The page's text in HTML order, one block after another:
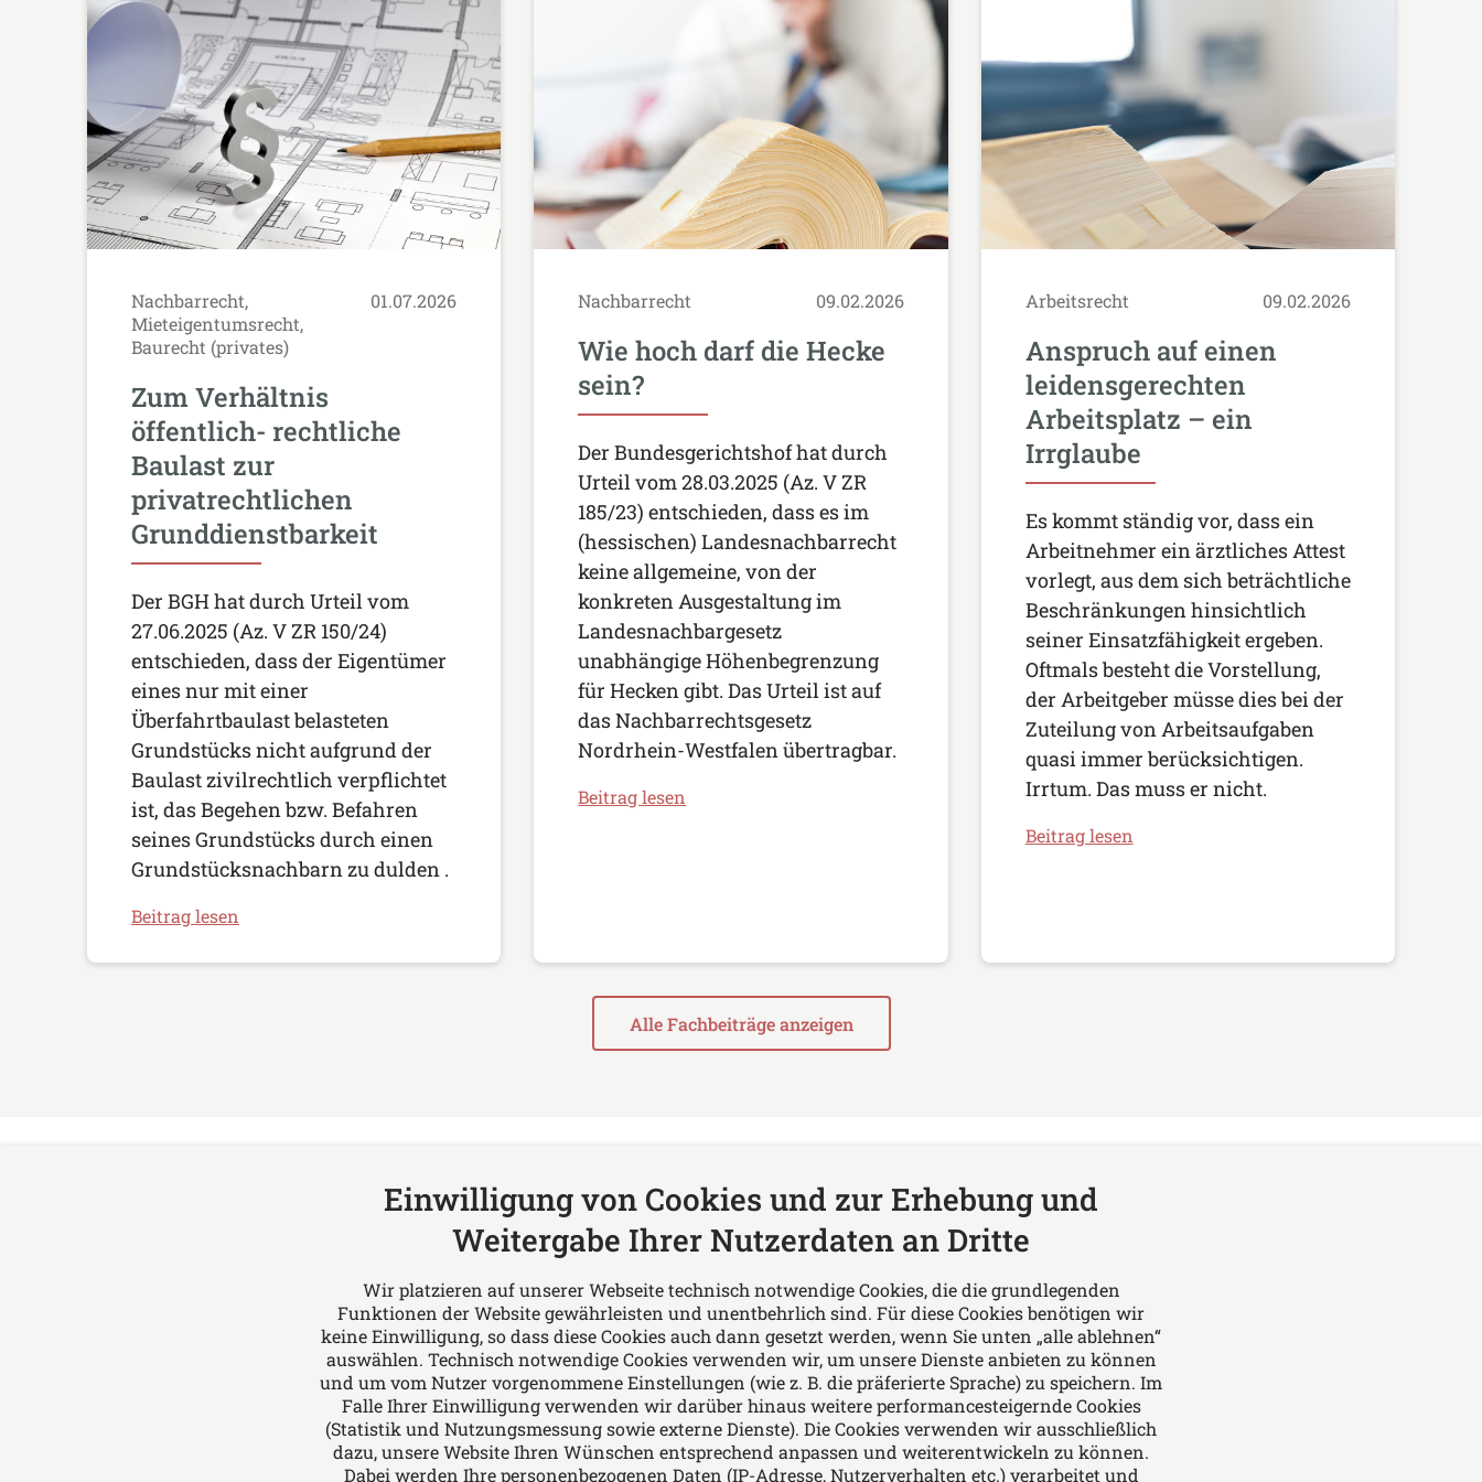
Nachbarrecht,
Mieteigentumsrecht,
Baurecht (privates)
01.07.2026
Zum Verhältnis
öffentlich- rechtliche
Baulast zur
privatrechtlichen
Grunddienstbarkeit
Der BGH hat durch Urteil vom
27.06.2025 (Az. V ZR 150/24)
entschieden, dass der Eigentümer
eines nur mit einer
Überfahrtbaulast belasteten
Grundstücks nicht aufgrund der
Baulast zivilrechtlich verpflichtet
ist, das Begehen bzw. Befahren
seines Grundstücks durch einen
Grundstücksnachbarn zu dulden .
Beitrag lesen
Nachbarrecht 09.02.2026
Wie hoch darf die Hecke
sein?
Der Bundesgerichtshof hat durch
Urteil vom 28.03.2025 (Az. V ZR
185/23) entschieden, dass es im
(hessischen) Landesnachbarrecht
keine allgemeine, von der
konkreten Ausgestaltung im
Landesnachbargesetz
unabhängige Höhenbegrenzung
für Hecken gibt. Das Urteil ist auf
das Nachbarrechtsgesetz
Nordrhein-Westfalen übertragbar.
Beitrag lesen
Arbeitsrecht 09.02.2026
Anspruch auf einen
leidensgerechten
Arbeitsplatz – ein
Irrglaube
Es kommt ständig vor, dass ein
Arbeitnehmer ein ärztliches Attest
vorlegt, aus dem sich beträchtliche
Beschränkungen hinsichtlich
seiner Einsatzfähigkeit ergeben.
Oftmals besteht die Vorstellung,
der Arbeitgeber müsse dies bei der
Zuteilung von Arbeitsaufgaben
quasi immer berücksichtigen.
Irrtum. Das muss er nicht.
Beitrag lesen
Alle Fachbeiträge anzeigen
Leonhard & Imig Rechtsanwälte
- Wir bieten Rechtsberatung in
allen Fragen des Arbeits- und
Sozialrechts, Familien- und
Erbrechts, Miet- und
Wohnungseigentumsrechts,
Folgen Sie uns auf
Netzwerk
Einwilligung von Cookies und zur Erhebung und
Weitergabe Ihrer Nutzerdaten an Dritte
Wir platzieren auf unserer Webseite technisch notwendige Cookies, die die grundlegenden
Funktionen der Website gewährleisten und unentbehrlich sind. Für diese Cookies benötigen wir
keine Einwilligung, so dass diese Cookies auch dann gesetzt werden, wenn Sie unten „alle ablehnen“
auswählen. Technisch notwendige Cookies verwenden wir, um unsere Dienste anbieten zu können
und um vom Nutzer vorgenommene Einstellungen (wie z. B. die präferierte Sprache) zu speichern. Im
Falle Ihrer Einwilligung verwenden wir darüber hinaus weitere performancesteigernde Cookies
(Statistik und Nutzungsmessung sowie externe Dienste). Die Cookies verwenden wir ausschließlich
dazu, unsere Website Ihren Wünschen entsprechend anpassen und weiterentwickeln zu können.
Dabei werden Ihre personenbezogenen Daten (IP-Adresse, Nutzerverhalten etc.) verarbeitet und